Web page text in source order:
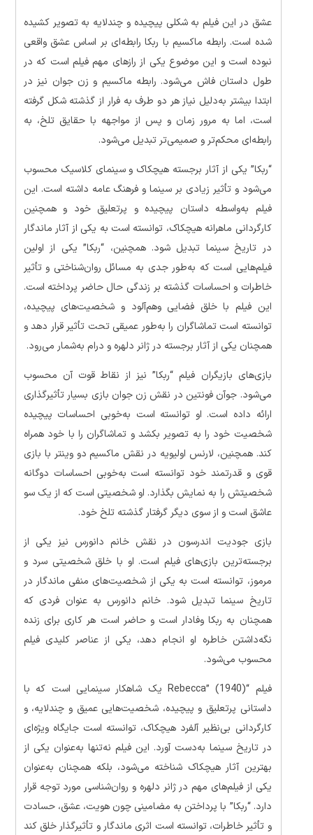
عشق در این فیلم به شکلی پیچیده و چندلایه به تصویر کشیده
شده است. رابطه ماکسیم با ربکا رابطه‌ای بر اساس عشق واقعی
نبوده است و این موضوع یکی از رازهای مهم فیلم است که در
طول داستان فاش می‌شود. رابطه ماکسیم و زن جوان نیز در
ابتدا بیشتر به‌دلیل نیاز هر دو طرف به فرار از گذشته شکل گرفته
است، اما به مرور زمان و پس از مواجهه با حقایق تلخ، به
رابطه‌ای محکم‌تر و صمیمی‌تر تبدیل می‌شود.
“ربکا” یکی از آثار برجسته هیچکاک و سینمای کلاسیک محسوب
می‌شود و تأثیر زیادی بر سینما و فرهنگ عامه داشته است. این
فیلم به‌واسطه داستان پیچیده و پرتعلیق خود و همچنین
کارگردانی ماهرانه هیچکاک، توانسته است به یکی از آثار ماندگار
در تاریخ سینما تبدیل شود. همچنین، “ربکا” یکی از اولین
فیلم‌هایی است که به‌طور جدی به مسائل روان‌شناختی و تأثیر
خاطرات و احساسات گذشته بر زندگی حال حاضر پرداخته است.
این فیلم با خلق فضایی وهم‌آلود و شخصیت‌های پیچیده،
توانسته است تماشاگران را به‌طور عمیقی تحت تأثیر قرار دهد و
همچنان یکی از آثار برجسته در ژانر دلهره و درام به‌شمار می‌رود.
بازی‌های بازیگران فیلم “ربکا” نیز از نقاط قوت آن محسوب
می‌شود. جوآن فونتین در نقش زن جوان بازی بسیار تأثیرگذاری
ارائه داده است. او توانسته است به‌خوبی احساسات پیچیده
شخصیت خود را به تصویر بکشد و تماشاگران را با خود همراه
کند. همچنین، لارنس اولیویه در نقش ماکسیم دو وینتر با بازی
قوی و قدرتمند خود توانسته است به‌خوبی احساسات دوگانه
شخصیتش را به نمایش بگذارد. او شخصیتی است که از یک سو
عاشق است و از سوی دیگر گرفتار گذشته تلخ خود.
بازی جودیت اندرسون در نقش خانم دانورس نیز یکی از
برجسته‌ترین بازی‌های فیلم است. او با خلق شخصیتی سرد و
مرموز، توانسته است به یکی از شخصیت‌های منفی ماندگار در
تاریخ سینما تبدیل شود. خانم دانورس به عنوان فردی که
همچنان به ربکا وفادار است و حاضر است هر کاری برای زنده
نگه‌داشتن خاطره او انجام دهد، یکی از عناصر کلیدی فیلم
محسوب می‌شود.
فیلم “Rebecca” (1940) یک شاهکار سینمایی است که با
داستانی پرتعلیق و پیچیده، شخصیت‌هایی عمیق و چندلایه، و
کارگردانی بی‌نظیر آلفرد هیچکاک، توانسته است جایگاه ویژه‌ای
در تاریخ سینما به‌دست آورد. این فیلم نه‌تنها به‌عنوان یکی از
بهترین آثار هیچکاک شناخته می‌شود، بلکه همچنان به‌عنوان
یکی از فیلم‌های مهم در ژانر دلهره و روان‌شناسی مورد توجه قرار
دارد. “ربکا” با پرداختن به مضامینی چون هویت، عشق، حسادت
و تأثیر خاطرات، توانسته است اثری ماندگار و تأثیرگذار خلق کند